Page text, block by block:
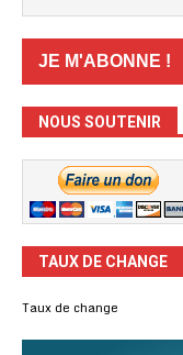
NOUS SOUTENIR
TAUX DE CHANGE
Taux de change